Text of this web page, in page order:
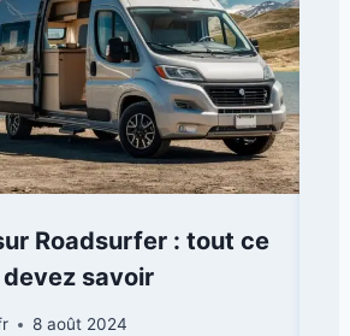
Roadsurfer : tout ce
savoir
8 août 2024